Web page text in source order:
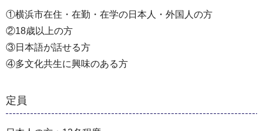
①横浜市在住・在勤・在学の日本人・外国人の方
②18歳以上の方
③日本語が話せる方
④多文化共生に興味のある方
定員